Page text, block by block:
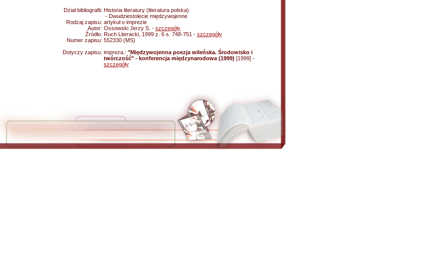
Dział bibliografii: Historia literatury (literatura polska)
- Dwudziestolecie międzywojenne
Rodzaj zapisu: artykuł o imprezie
Autor: Ossowski Jerzy S. - szczegóły
Źródło: Ruch Literacki, 1999 z. 6 s. 748-751 - szczegóły
Numer zapisu: 552330 (MS)
Dotyczy zapisu: impreza.: "Międzywojenna poezja wileńska. Środowisko i
twórczość" - konferencja międzynarodowa (1999) [1999] -
szczegóły